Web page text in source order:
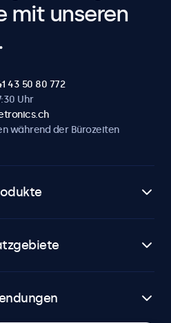
mit unseren
43 50 80 772
Uhr
während der Bürozeiten